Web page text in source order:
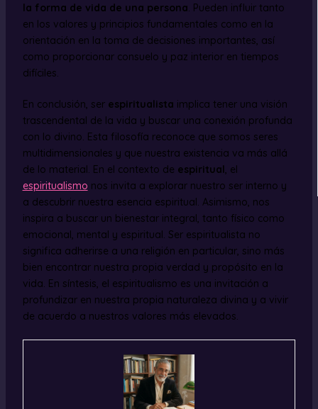
la forma de vida de una persona . Pueden influir tanto
en los valores y principios fundamentales como en la
orientación en la toma de decisiones importantes, así
como proporcionar consuelo y paz interior en tiempos
difíciles.
En conclusión, ser espiritualista implica tener una visión
trascendental de la vida y buscar una conexión profunda
con lo divino. Esta filosofía reconoce que somos seres
multidimensionales y que nuestra existencia va más allá
de lo material. En el contexto de espiritual , el
espiritualismo nos invita a explorar nuestro ser interno y
a descubrir nuestra esencia espiritual. Asimismo, nos
inspira a buscar un bienestar integral, tanto físico como
emocional, mental y espiritual. Ser espiritualista no
significa adherirse a una religión en particular, sino más
bien encontrar nuestra propia verdad y propósito en la
vida. En síntesis, el espiritualismo es una invitación a
profundizar en nuestra propia naturaleza divina y a vivir
de acuerdo a nuestros valores más elevados.